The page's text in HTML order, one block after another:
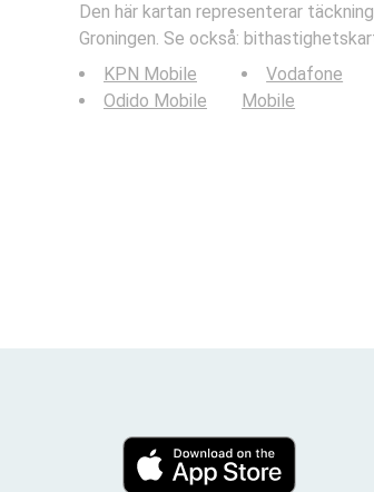
Den här kartan representerar
Groningen. Se också:
KPN Mobile
Odido Mobile
Vodafone
Mobile